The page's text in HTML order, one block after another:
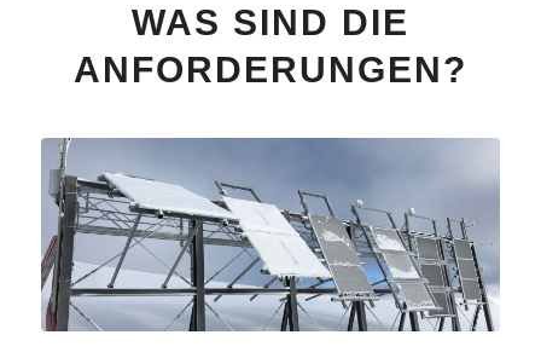
WAS SIND DIE
ANFORDERUNGEN?